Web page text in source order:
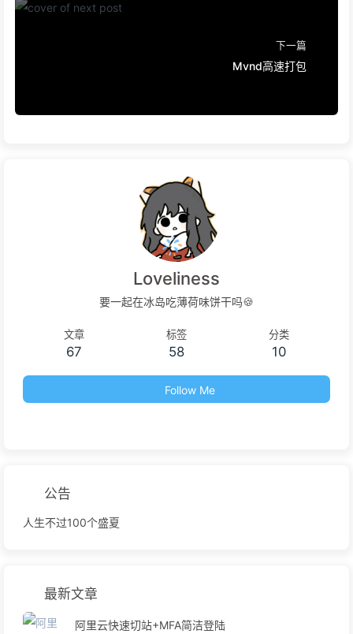
下一篇
Mvnd高速打包
Loveliness
要一起在冰岛吃薄荷味饼干吗🍪
文章
67
标签
58
分类
10
Follow Me
公告
人生不过100个盛夏
最新文章
阿里云快速切站+MFA简洁登陆